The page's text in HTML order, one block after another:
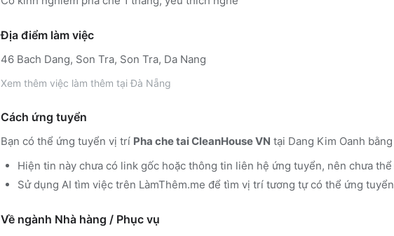
Địa điểm làm việc
46 Bach Dang, Son Tra, Son Tra, Da Nang
Xem thêm việc làm thêm tạiĐà Nẵng
Cách ứng tuyển
Bạn có thể ứng tuyển vị trí Pha che tai CleanHouse VN tại Dang Kim Oanh
Hiện tin này chưa có link gốc hoặc thông tin liên hệ ứng tuyển, nên chưa
Sử dụng AI tìm việc trên LàmThêm.me để tìm vị trí tương tự có thể ứng
Về ngành Nhà hàng / Phục vụ